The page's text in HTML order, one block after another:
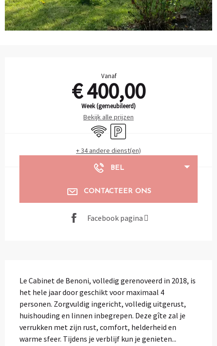
Vanaf
€ 400,00
Week (gemeubileerd)
Bekijk alle prijzen
Wifi Parkeerplaats
+ 34 andere dienst(en)
BEL
CONTACTEER ONS
Facebook pagina
Le Cabinet de Benoni, volledig gerenoveerd in 2018, is
het hele jaar door geschikt voor maximaal 4
personen. Zorgvuldig ingericht, volledig uitgerust,
huishouding en linnen inbegrepen. Deze gîte zal je
verrukken met zijn rust, comfort, helderheid en
warme sfeer. Tijdens je verblijf kun je genieten...